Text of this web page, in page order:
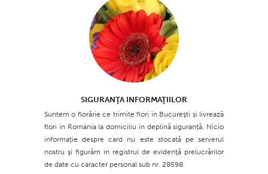
SIGURANŢA INFORMAŢIILOR
Suntem o florărie ce trimite flori în Bucureşti și livrează
flori în România la domiciliu în deplină siguranţă. Nicio
informaţie despre card nu este stocată pe serverul
nostru şi figurăm în registrul de evidenţă prelucrărilor
de date cu caracter personal sub nr. 28598.